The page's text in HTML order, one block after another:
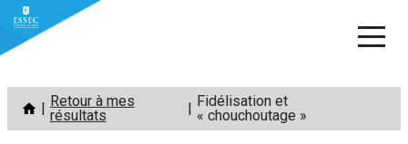
Aller
contenu
Retour à mes
résultats
Fidélisation et
« chouchoutage »